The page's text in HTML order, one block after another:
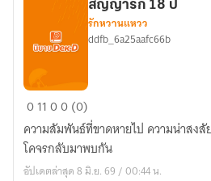
สัญญา
18
ปี
สัญญารัก 18 ปี
รักหวานแหวว
ddfb_6a25aafc66b
01100 (0)
ความสัมพันธ์ที่ขาดหายไป ความน่าสงสั
โคจรกลับมาพบกัน
อัปเดตล่าสุด 8 มิ.ย. 69 / 00:44 น.